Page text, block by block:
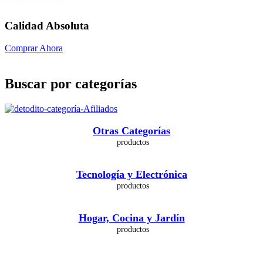
Calidad Absoluta
Comprar Ahora
Buscar por categorías
Otras Categorías
Tecnología y Electrónica
Hogar, Cocina y Jardín